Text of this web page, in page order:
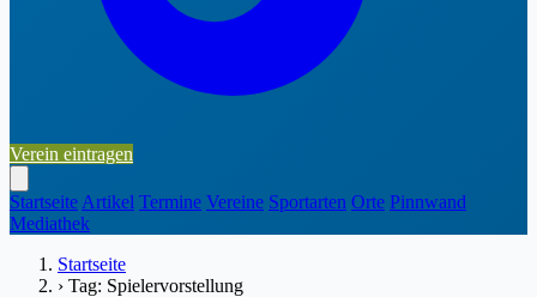
Verein eintragen
Startseite Artikel Termine Vereine Sportarten Orte Pinnwand
Mediathek
Startseite
› Tag: Spielervorstellung